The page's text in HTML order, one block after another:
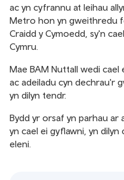
ac yn cyfrannu at leihau
Metro hon yn gweithredu
Craidd y Cymoedd, sy'n
Cymru.
Mae BAM Nuttall wedi
ac adeiladu cyn dechrau'r
yn dilyn tendr.
Bydd yr orsaf yn parhau
yn cael ei gyflawni, yn dilyn
eleni.